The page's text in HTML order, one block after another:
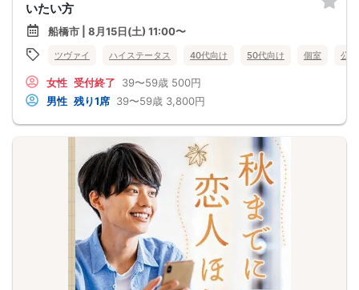
いたい方
船橋市 | 8月15日(土) 11:00〜
ツヴァイ ハイステータス 40代向け 50代向け 個室 公
女性 受付終了 39〜59歳 500円
男性 残り1席 39〜59歳 3,800円